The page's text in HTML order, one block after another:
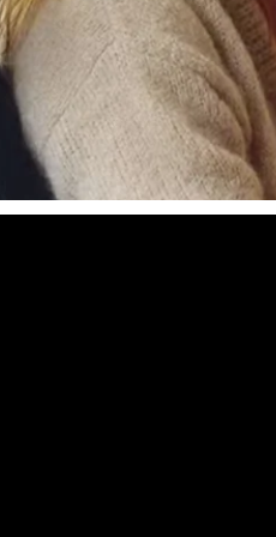
RECHERCHES POPULAIRES
Skis freeride Equipement